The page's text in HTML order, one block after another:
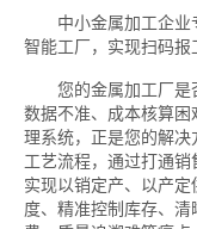
中小金属加工企业专
智能工厂，实现扫码报
您的金属加工厂是
数据不准、成本核算困
理系统，正是您的解决
工艺流程，通过打通销
实现以销定产、以产
度、精准控制库存、